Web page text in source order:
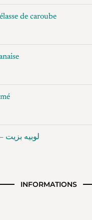
de caroube
Loubieh bzeit – لوبيه بزيت
INFORMATIONS